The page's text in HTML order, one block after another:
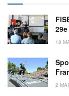
18
2